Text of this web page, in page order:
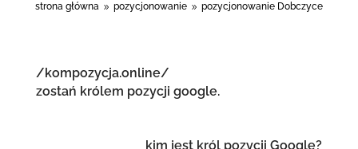
strona główna 9 pozycjonowanie 9 pozycjonowanie Dobczyce
/kompozycja.online/
zostań królem pozycji google.
kim jest król pozycji Google?